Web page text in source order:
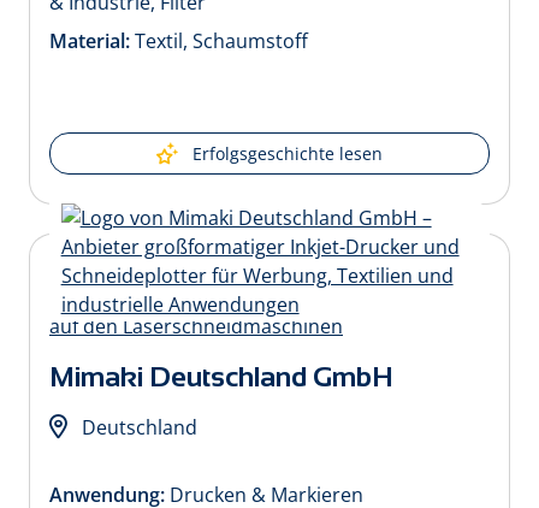
Material:Textil, Schaumstoff
Erfolgsgeschichte lesen
Mimaki Deutschland GmbH
Deutschland
Anwendung: Drucken & Markieren